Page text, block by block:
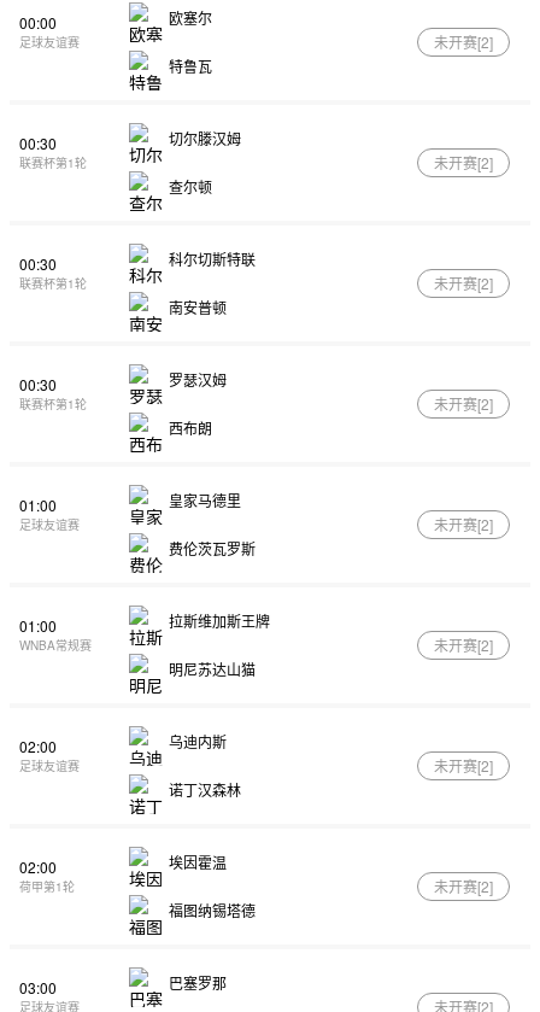
00:00
足球友谊赛
欧塞尔
特鲁瓦
未开赛[2]
00:30
联赛杯第1轮
切尔滕汉姆
查尔顿
未开赛[2]
00:30
联赛杯第1轮
科尔切斯特联
南安普顿
未开赛[2]
00:30
联赛杯第1轮
罗瑟汉姆
西布朗
未开赛[2]
01:00
足球友谊赛
皇家马德里
费伦茨瓦罗斯
未开赛[2]
01:00
WNBA常规赛
拉斯维加斯王牌
明尼苏达山猫
未开赛[2]
02:00
足球友谊赛
乌迪内斯
诺丁汉森林
未开赛[2]
02:00
荷甲第1轮
埃因霍温
福图纳锡塔德
未开赛[2]
03:00
足球友谊赛
巴塞罗那
未开赛[2]